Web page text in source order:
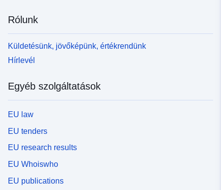
Rólunk
Küldetésünk, jövőképünk, értékrendünk
Hírlevél
Egyéb szolgáltatások
EU law
EU tenders
EU research results
EU Whoiswho
EU publications